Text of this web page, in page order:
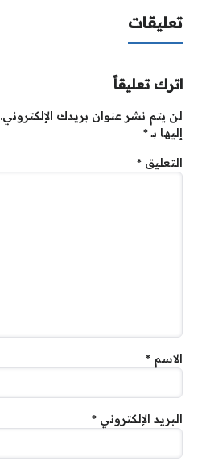
تعليقات
اترك تعليقاً
لن يتم نشر عنوان بريدك الإلكتروني.
إليها بـ*
التعليق *
الاسم *
البريد الإلكتروني *